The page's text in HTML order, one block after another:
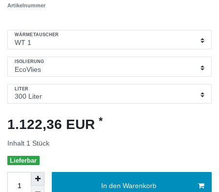
Artikelnummer
WÄRMETAUSCHER
ISOLIERUNG
LITER
1.122,36 EUR *
Inhalt 1 Stück
Lieferbar
In den Warenkorb